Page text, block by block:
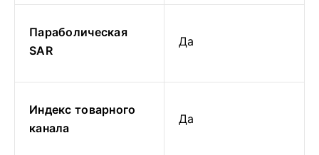
Параболическая
SAR
Да
Индекс товарного
канала
Да